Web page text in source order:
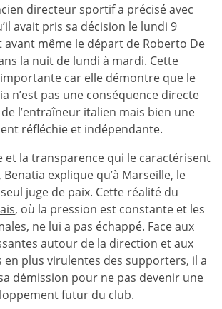
directeur sportif a précisé avec
avait pris sa décision le lundi 9
avant même le départ de Roberto De
la nuit de lundi à mardi. Cette
car elle démontre que le
n’est pas une conséquence directe
l’entraîneur italien mais bien une
réfléchie et indépendante.
et la transparence qui le caractérisent
explique qu’à Marseille, le
juge de paix. Cette réalité du
, où la pression est constante et les
ne lui a pas échappé. Face aux
autour de la direction et aux
en plus virulentes des supporters, il a
démission pour ne pas devenir une
futur du club.